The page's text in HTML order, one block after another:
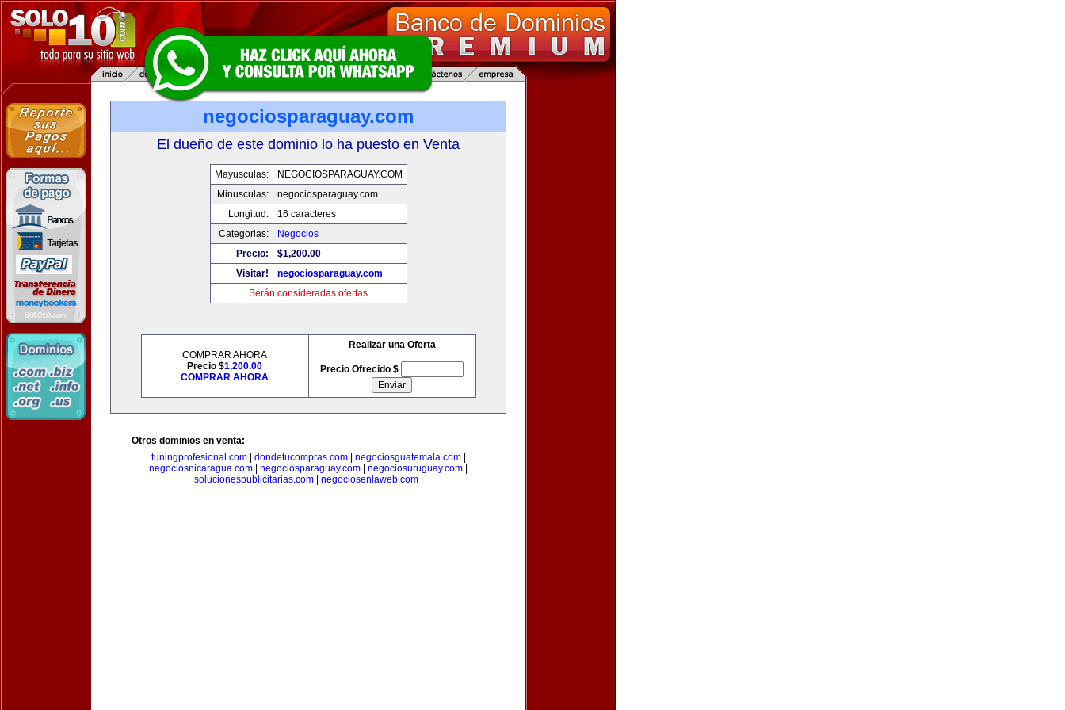
negociosparaguay.com
El dueño de este dominio lo ha puesto en Venta
Mayusculas:
NEGOCIOSPARAGUAY.COM
Minusculas:
negociosparaguay.com
Longitud:
16 caracteres
Categorias:
Negocios
Precio:
$1,200.00
Visitar!
negociosparaguay.com
Serán consideradas ofertas
COMPRAR AHORA
Precio $1,200.00
COMPRAR AHORA
Realizar una Oferta
Precio Ofrecido $
Otros dominios en venta:
tuningprofesional.com| dondetucompras.com| negociosguatemala.com|
negociosnicaragua.com
negociosparaguay.com negociosuruguay.com
solucionespublicitarias.com| negociosenlaweb.com|